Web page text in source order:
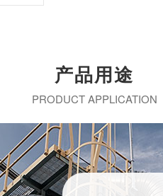
产品用途
PRODUCT APPLICATION